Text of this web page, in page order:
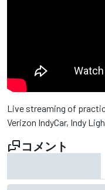
Live streaming of
Verizon IndyCar, Indy
コメント